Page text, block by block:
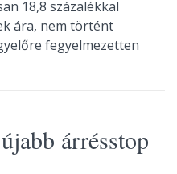
18,8 százalékkal
ára, nem történt
fegyelmezetten
árrésstop